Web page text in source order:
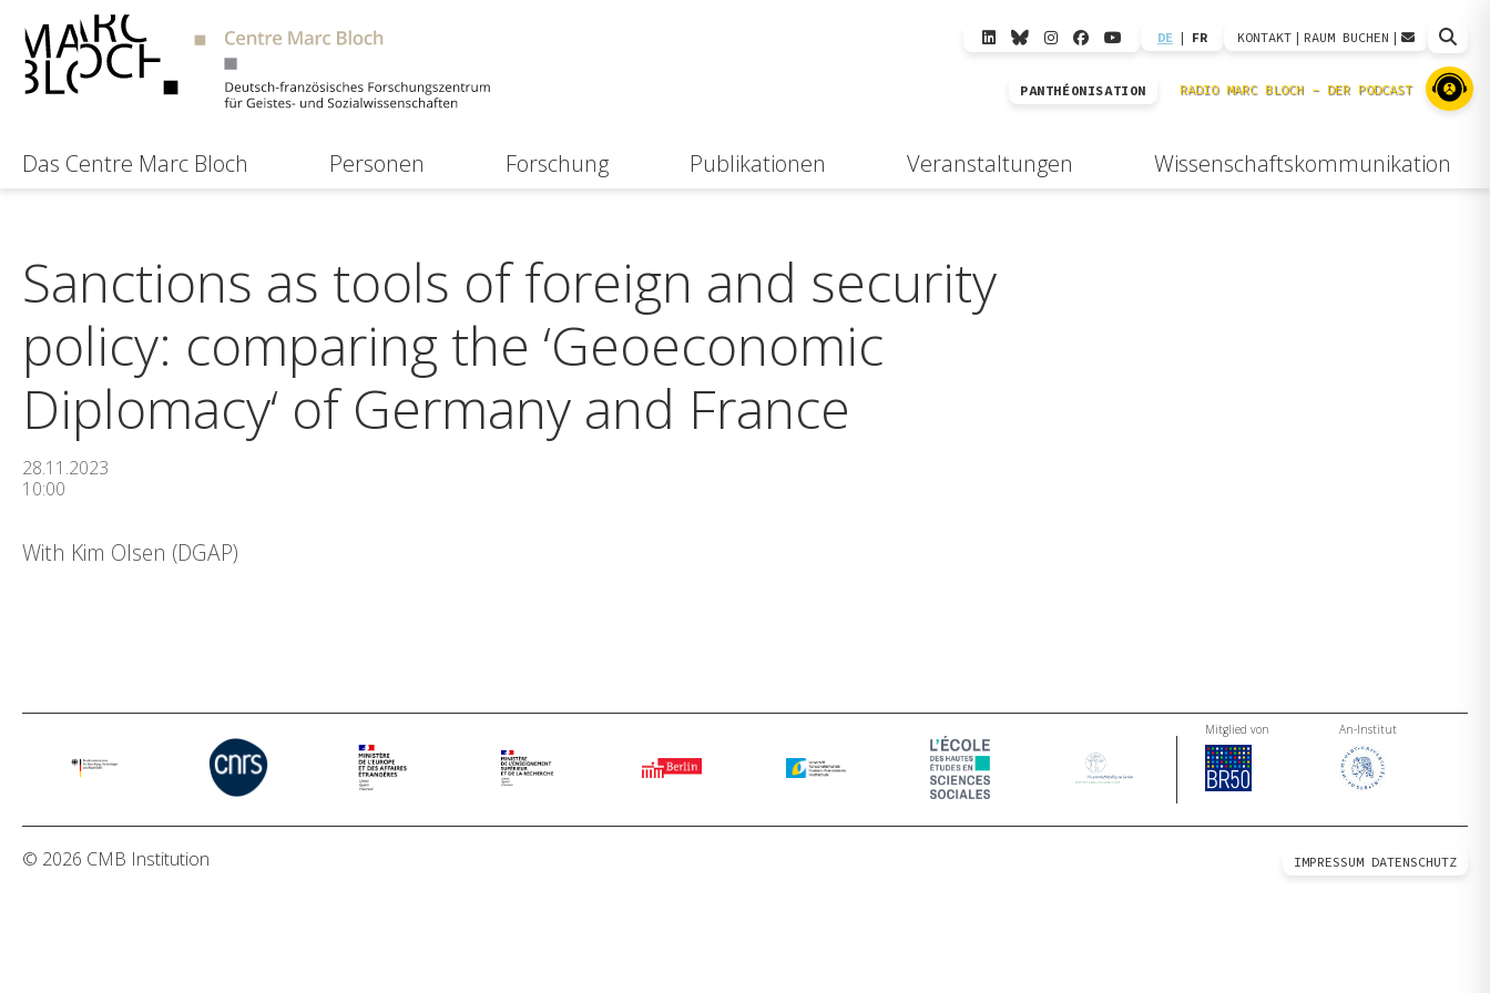
DE | FR KONTAKT | RAUM BUCHEN |
PANTHÉONISATION
Das Centre Marc Bloch Personen Forschung Publikationen Veranstaltungen Wissenschaftskommunikation
Sanctions as tools of foreign and security
policy: comparing the ‘Geoeconomic
Diplomacy‘ of Germany and France
28.11.2023
10:00
With Kim Olsen (DGAP)
Mitglied von An-Institut
© 2026 CMB Institution IMPRESSUM DATENSCHUTZ